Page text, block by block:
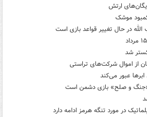
ارتش
موشک
در حال تغییر قواعد بازی است
ابرها عبور می‌کند
«جنگ و صلح‌» بازی دشمن است
در مورد تنگه هرمز ادامه دارد